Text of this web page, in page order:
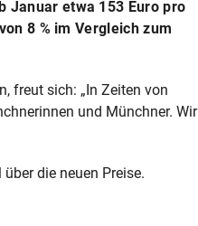
Januar etwa 153 Euro pro
8 % im Vergleich zum
freut sich: „In Zeiten von
und Münchner. Wir
die neuen Preise.